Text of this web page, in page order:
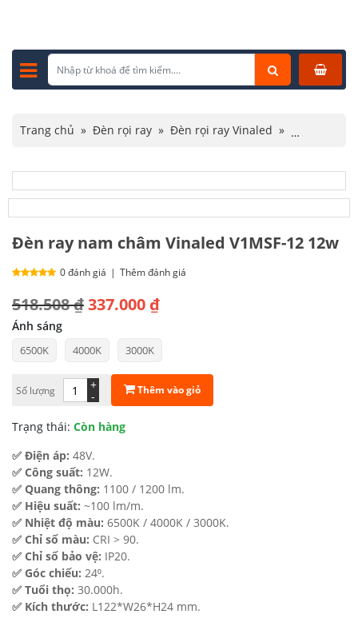
Trang chủ » Đèn rọi ray » Đèn rọi ray Vinaled »
Đèn ray nam châm Vinaled V1MSF-12 12w
0 đánh giá | Thêm đánh giá
518.508₫
Giá
gốc
là:
518.508 ₫.
337.000 ₫
Giá
hiện
tại
337.000 ₫.
Ánh sáng
6500K 4000K 3000K
Số lượng -
+ Thêm vào giỏ
Trạng thái: Còn hàng
✅ Điện áp: 48V.
✅ Công suất: 12W.
✅ Quang thông: 1100 / 1200 lm.
✅ Hiệu suất: ~100 lm/m.
✅ Nhiệt độ màu: 6500K / 4000K / 3000K.
✅ Chỉ số màu: CRI > 90.
✅ Chỉ số bảo vệ: IP20.
✅ Góc chiếu: 24⁰.
✅ Tuổi thọ: 30.000h.
✅ Kích thước: L122*W26*H24 mm.